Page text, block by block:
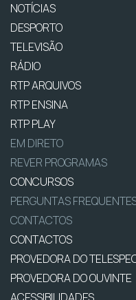
NOTÍCIAS
DESPORTO
TELEVISÃO
RÁDIO
RTP ARQUIVOS
RTP ENSINA
RTP PLAY
EM DIRETO
REVER PROGRAMAS
CONCURSOS
PERGUNTAS
CONTACTOS
CONTACTOS
PROVEDORA DO
PROVEDORA DO OUVINTE